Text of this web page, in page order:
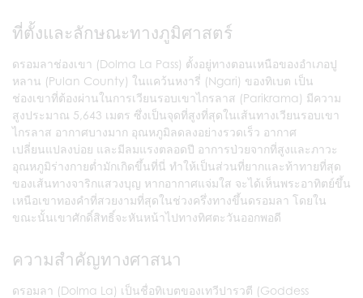
ที่ตั้งและลักษณะทางภูมิศาสตร์
ดรอมลาช่องเขา (Dolma La Pass) ตั้งอยู่ทางตอนเหนือของอำเภอปู
หลาน (Pulan County) ในแคว้นหงารี่ (Ngari) ของทิเบต เป็น
ช่องเขาที่ต้องผ่านในการเวียนรอบเขาไกรลาส (Parikrama) มีความ
สูงประมาณ 5,643 เมตร ซึ่งเป็นจุดที่สูงที่สุดในเส้นทางเวียนรอบเขา
ไกรลาส อากาศบางมาก อุณหภูมิลดลงอย่างรวดเร็ว อากาศ
เปลี่ยนแปลงบ่อย และมีลมแรงตลอดปี อาการป่วยจากที่สูงและภาวะ
อุณหภูมิร่างกายต่ำมักเกิดขึ้นที่นี่ ทำให้เป็นส่วนที่ยากและท้าทายที่สุด
ของเส้นทางจาริกแสวงบุญ หากอากาศแจ่มใส จะได้เห็นพระอาทิตย์ขึ้น
เหนือเขาทองคำที่สวยงามที่สุดในช่วงครึ่งทางขึ้นดรอมลา โดยใน
ขณะนั้นเขาศักดิ์สิทธิ์จะหันหน้าไปทางทิศตะวันออกพอดี
ความสำคัญทางศาสนา
ดรอมลา (Dolma La) เป็นชื่อทิเบตของเทวีปารวตี (Goddess